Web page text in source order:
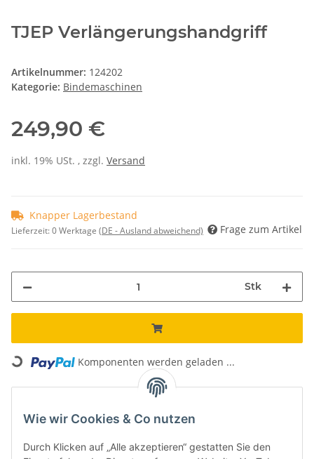
TJEP Verlängerungshandgriff
Artikelnummer: 124202
Kategorie: Bindemaschinen
249,90 €
inkl. 19% USt. , zzgl. Versand
Knapper Lagerbestand
Lieferzeit:0 Werktage (DE - Ausland abweichend) Frage zum Artikel
Stk
Loading... Komponenten werden geladen ...
Kostenloser Versand*
Versand innerhalb von 24h
Wie wir Cookies & Co nutzen
Durch Klicken auf „Alle akzeptieren“ gestatten Sie den